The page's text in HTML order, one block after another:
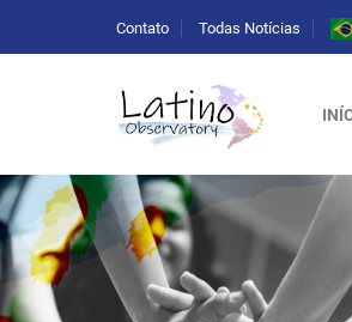
Contato Todas Notícias